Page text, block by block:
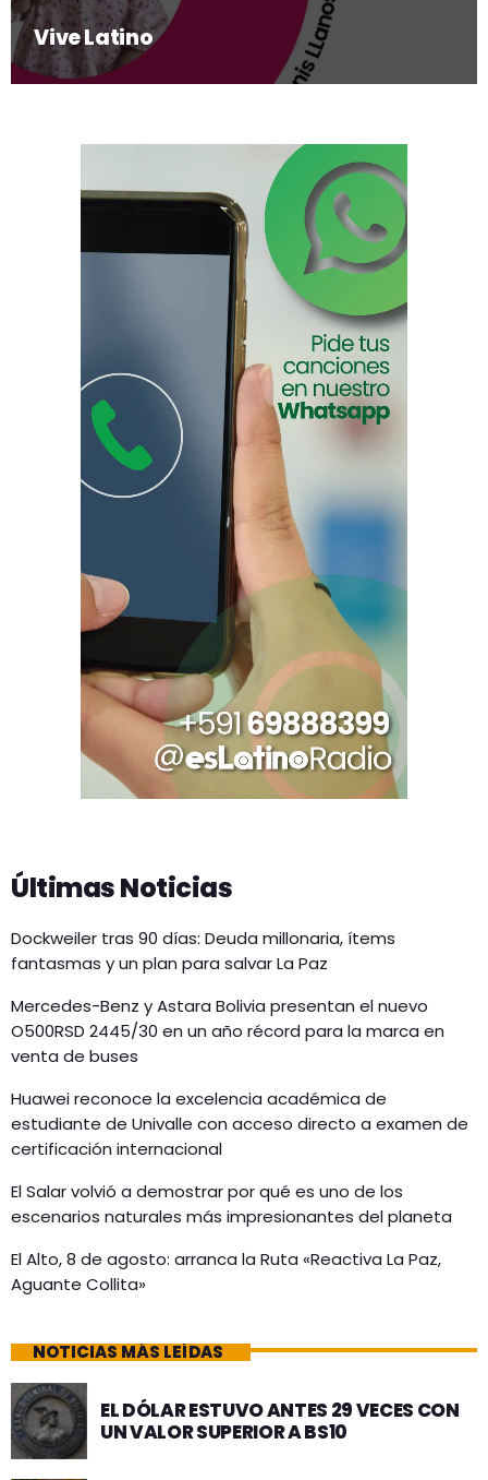
Vive Latino
Últimas Noticias
Dockweiler tras 90 días: Deuda millonaria, ítems
fantasmas y un plan para salvar La Paz
Mercedes-Benz y Astara Bolivia presentan el nuevo
O500RSD 2445/30 en un año récord para la marca en
venta de buses
Huawei reconoce la excelencia académica de
estudiante de Univalle con acceso directo a examen de
certificación internacional
El Salar volvió a demostrar por qué es uno de los
escenarios naturales más impresionantes del planeta
El Alto, 8 de agosto: arranca la Ruta «Reactiva La Paz,
Aguante Collita»
NOTICIAS MÁS LEÍDAS
EL DÓLAR ESTUVO ANTES 29 VECES CON
UN VALOR SUPERIOR A BS10